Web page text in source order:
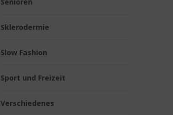
Sklerodermie
Slow Fashion
Sport und Freizeit
Verschiedenes